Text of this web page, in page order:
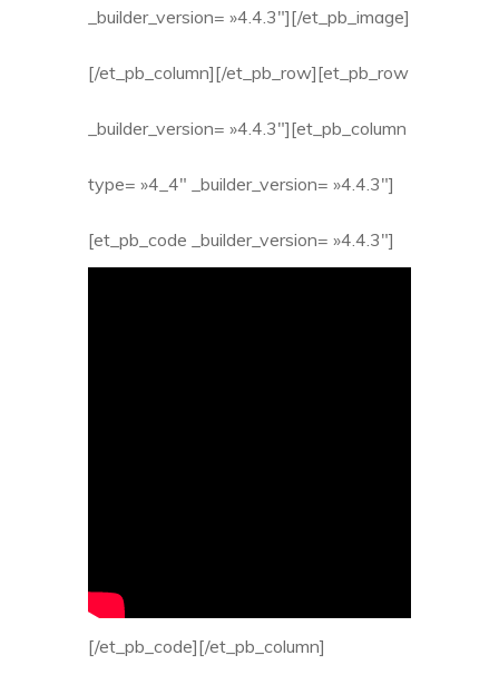
_builder_version= »4.4.3″][/et_pb_image]
[/et_pb_column][/et_pb_row][et_pb_row
_builder_version= »4.4.3″][et_pb_column
type= »4_4″ _builder_version= »4.4.3″]
[et_pb_code _builder_version= »4.4.3″]
[/et_pb_code][/et_pb_column]